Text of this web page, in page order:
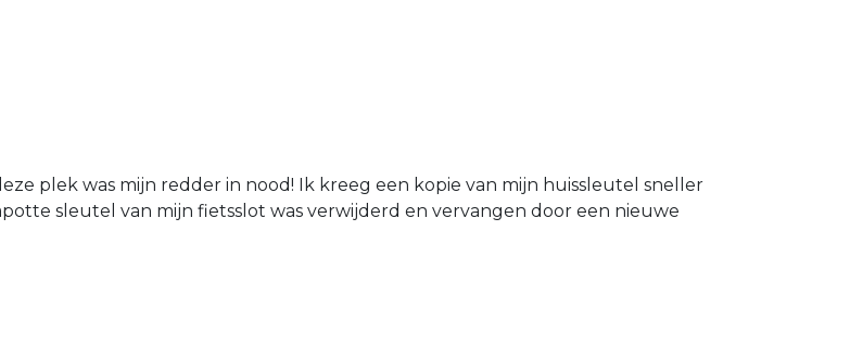
plek was mijn redder in nood! Ik kreeg een kopie van mijn huissleutel sneller
sleutel van mijn fietsslot was verwijderd en vervangen door een nieuwe